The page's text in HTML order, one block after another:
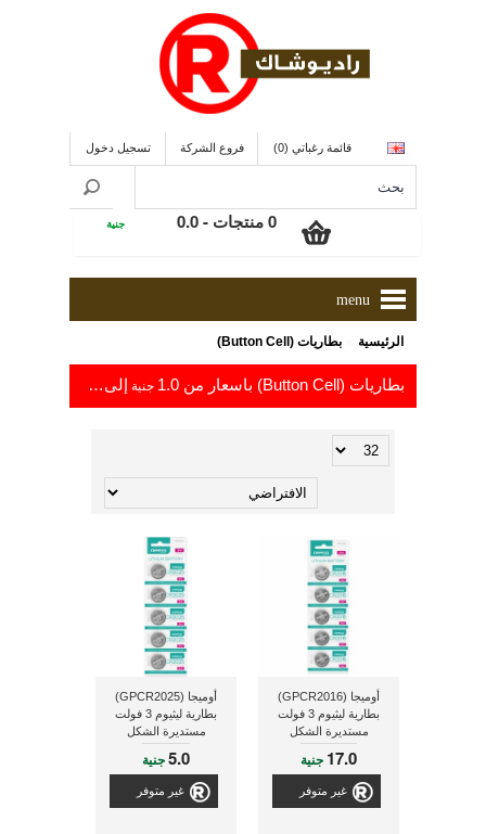
قائمة رغباتي (0) فروع الشركة تسجيل دخول
0 منتجات - 0.0 جنية
menu
الرئيسية بطاريات (Button Cell)
بطاريات (Button Cell) باسعار من 1.0 جنية إلى 49.4
أوميجا (GPCR2016)
بطارية ليثيوم 3 فولت
مستديرة الشكل
17.0 جنية
غير متوفر
أوميجا (GPCR2025)
بطارية ليثيوم 3 فولت
مستديرة الشكل
5.0جنية
غير متوفر